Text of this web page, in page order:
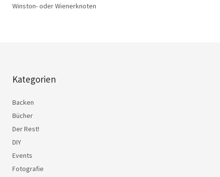
Winston- oder Wienerknoten
Kategorien
Backen
Bücher
Der Rest!
DIY
Events
Fotografie